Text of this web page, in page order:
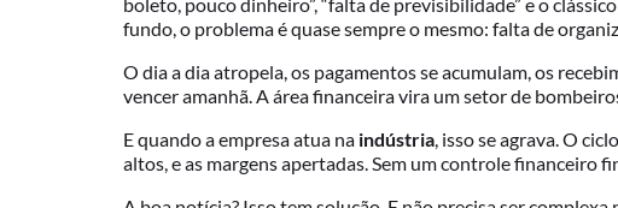
boleto, pouco dinheiro”, “falta de previsibilidade” e o
fundo, o problema é quase sempre o mesmo: falta de
O dia a dia atropela, os pagamentos se acumulam, os
vencer amanhã. A área financeira vira um setor de
E quando a empresa atua na indústria, isso se agrava. O
altos, e as margens apertadas. Sem um controle financeiro